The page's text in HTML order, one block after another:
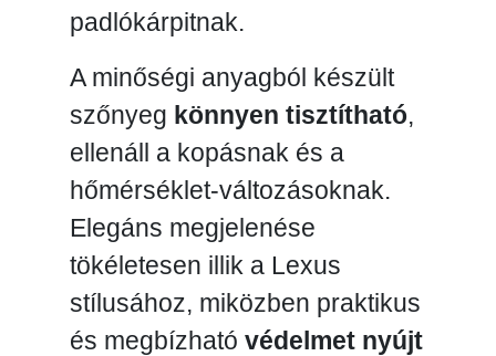
padlókárpitnak.
A minőségi anyagból készült
szőnyeg könnyen tisztítható,
ellenáll a kopásnak és a
hőmérséklet-változásoknak.
Elegáns megjelenése
tökéletesen illik a Lexus
stílusához, miközben praktikus
és megbízható védelmet nyújt